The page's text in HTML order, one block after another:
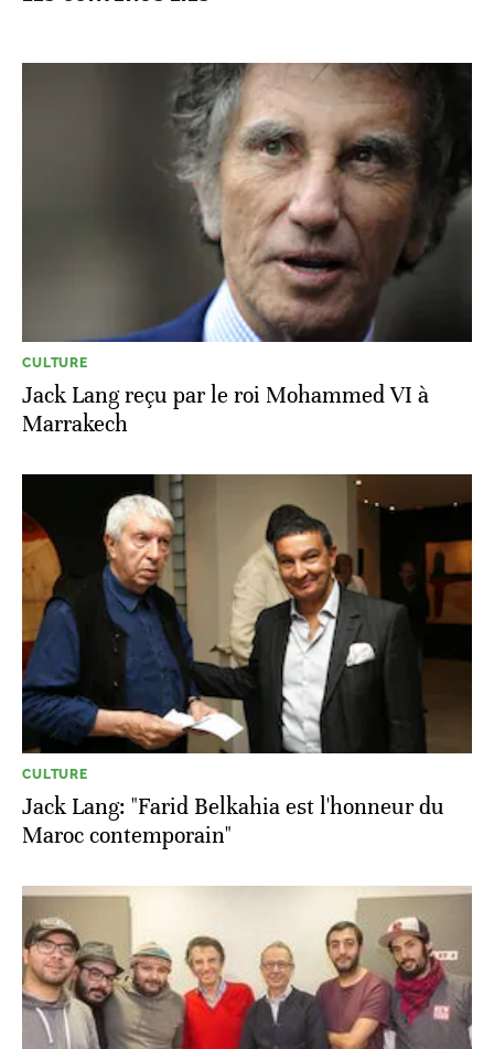
CULTURE
Jack Lang reçu par le roi Mohammed VI à
Marrakech
CULTURE
Jack Lang: "Farid Belkahia est l'honneur du
Maroc contemporain"